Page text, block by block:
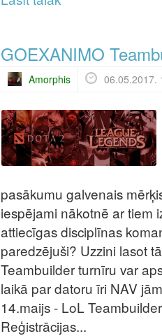
GOEXANIMO
Amorphis 06.05.2017.
pasākumu galvenais
iespējami nākotnē ar tiem
attiecīgas disciplīnas
paredzējuši? Uzzini lasot
Teambuilder turnīru var
laikā par datoru īri NAV
14.maijs - LoL
Reģistrācijas...